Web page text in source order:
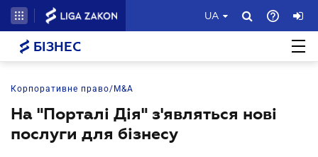
UA
БІЗНЕС
Корпоративне право/M&A
На "Порталі Дія" з'являться нові
послуги для бізнесу